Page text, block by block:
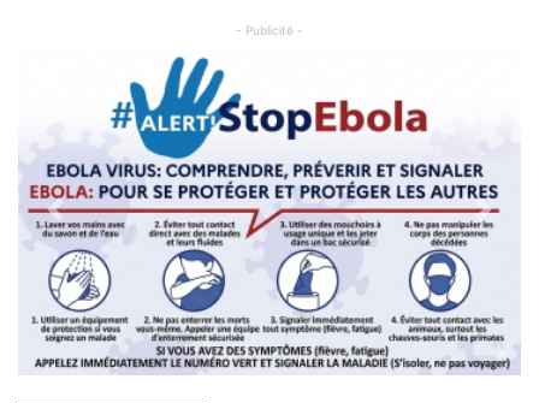
- Publicité -
Previous Next